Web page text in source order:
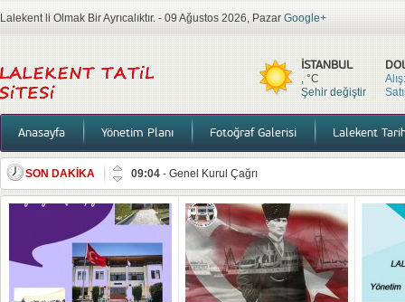
Lalekent li Olmak Bir Ayrıcalıktır. - 09 Ağustos 2026, Pazar Google+
Alış:
İSTANBUL
, °C
Şehir değiştir
Anasayfa Yönetim Planı Fotoğraf Galerisi Lalekent
SON DAKİKA 09:04 - Genel Kurul Çağrı
13:46-19 Mayıs Atatürk’ü anma ve Gençlik ve Spor
18:39-Yönetim,Bilgilendirme
15:08- Duyuru
12:17- 2026 Mutlu Yıllar